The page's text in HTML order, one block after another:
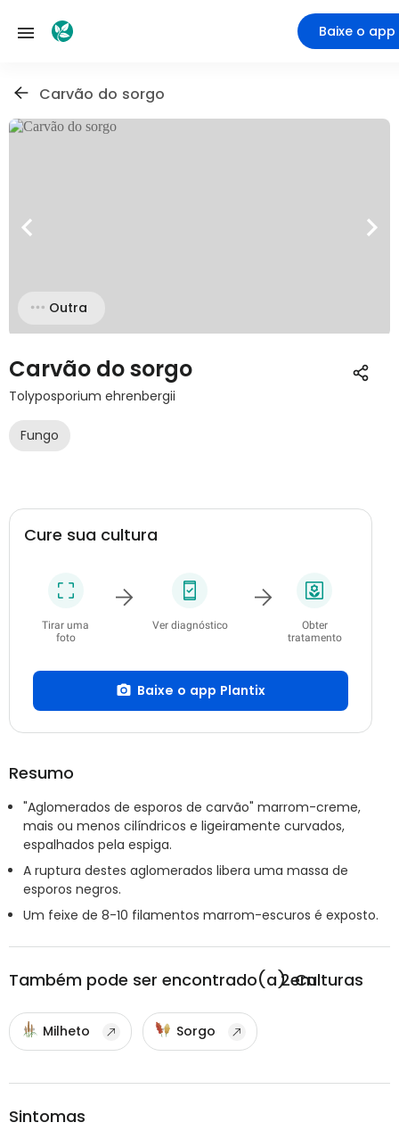
Baixe o app
Carvão do sorgo
Outra
Carvão do sorgo
Tolyposporium ehrenbergii
Fungo
Cure sua cultura
Tirar uma
foto
Ver diagnóstico
Obter
tratamento
Baixe o app Plantix
Resumo
"Aglomerados de esporos de carvão" marrom-creme,
mais ou menos cilíndricos e ligeiramente curvados,
espalhados pela espiga.
A ruptura destes aglomerados libera uma massa de
esporos negros.
Um feixe de 8-10 filamentos marrom-escuros é exposto.
Também pode ser encontrado(a) em
2Culturas
Milheto Sorgo
Sintomas